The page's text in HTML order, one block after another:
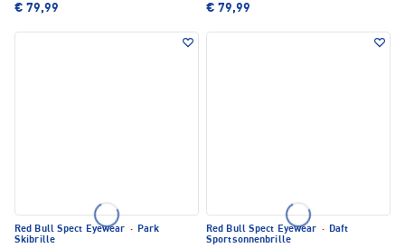
€ 79,99 € 79,99
Red Bull Spect Eyewear · Park
Skibrille
Red Bull Spect Eyewear · Daft
Sportsonnenbrille